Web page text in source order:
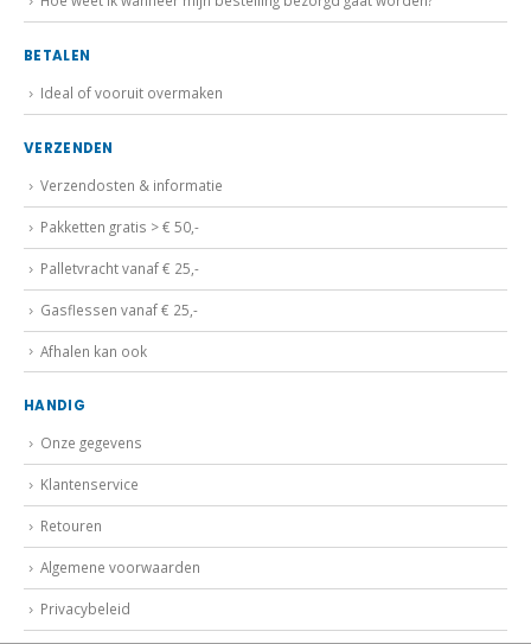
Pakketten gratis > € 50,-
Palletvracht vanaf € 25,-
Gasflessen vanaf € 25,-
Afhalen kan ook
Klantenservice
Retouren
Algemene voorwaarden
Privacybeleid